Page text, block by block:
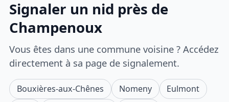
Signaler un nid près de
Champenoux
Vous êtes dans une commune voisine ? Accédez
directement à sa page de signalement.
Bouxières-aux-Chênes Nomeny
Eulmont